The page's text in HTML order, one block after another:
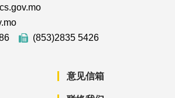
(853)2835 5426
意见信箱